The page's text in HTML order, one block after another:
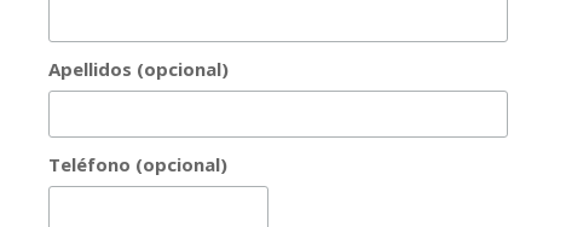
Apellidos (opcional)
Teléfono (opcional)